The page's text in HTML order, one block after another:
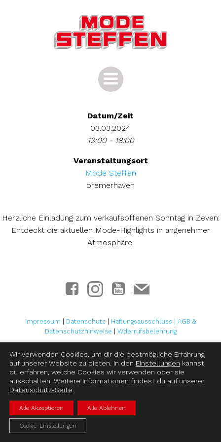
Inhalt
springen
Datum/Zeit
03.03.2024
13:00 - 18:00
Veranstaltungsort
Mode Steffen
bremerhaven
Herzliche Einladung zum verkaufsoffenen Sonntag in Zeven:
Entdeckt die aktuellen Mode-Highlights in angenehmer
Atmosphäre.
Impressum Datenschutz Haftungsausschluss
AGB &
Datenschutzhinweise
Wderrufsbelehrung
© 2026 Mode Steffen
Wir verwenden Cookies, um dir die bestmögliche Erfahrung
auf unserer Website zu bieten. In den Einstellungen kannst
du erfahren, welche Cookies wir verwenden oder sie
ausschalten. Weitere Informationen findest du auf unserer
Datenschutz-Seite.
Alle Akzeptieren Alle Ablehnen
Cookie-Einstellungen